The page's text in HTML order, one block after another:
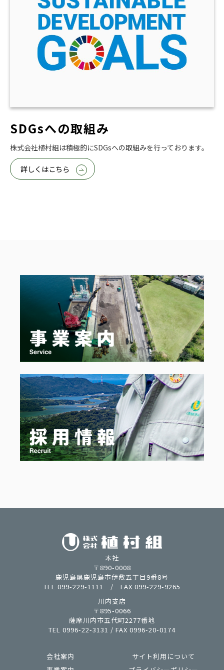
SDGsへの取組み
株式会社植村組は積極的にSDGsへの取組みを行っております。
詳しくはこちら
本社
〒890-0008
鹿児島県鹿児島市伊敷五丁目9番8号
TEL 099-229-1111 / FAX 099-229-9265
川内支店
〒895-0066
薩摩川内市五代町2277番地
TEL 0996-22-3131 / FAX 0996-20-0174
会社案内
サイト利用について